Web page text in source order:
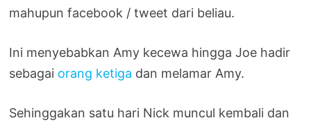
mahupun facebook / tweet dari beliau.
Ini menyebabkan Amy kecewa hingga Joe hadir
sebagai orang ketiga dan melamar Amy.
Sehinggakan satu hari Nick muncul kembali dan